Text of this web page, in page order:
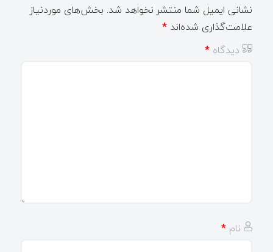
نشانی ایمیل شما منتشر نخواهد شد. بخش‌های موردنیاز
علامت‌گذاری شده‌اند *
دیدگاه *
نام *